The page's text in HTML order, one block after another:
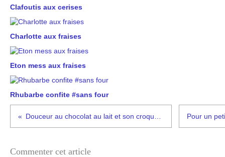
Clafoutis aux cerises
Charlotte aux fraises
Eton mess aux fraises
Rhubarbe confite #sans four
Commenter cet article